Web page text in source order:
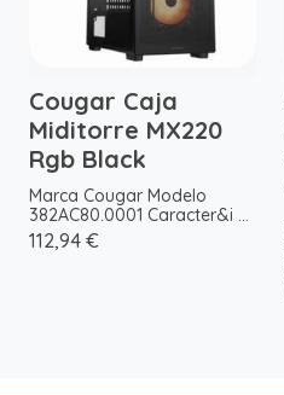
Cougar Caja
Miditorre MX220
Rgb Black
Marca Cougar Modelo
382AC80.0001 Caracter&i ...
112,94 €